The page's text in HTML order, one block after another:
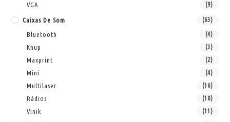
VGA (9)
Caixas De Som (63)
Bluetooth (4)
Knup (3)
Maxprint (2)
Mini (4)
Multilaser (16)
Rádios (10)
Vinik (11)